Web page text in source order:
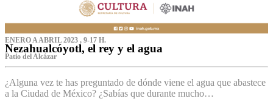
ENERO A ABRIL 2023 , 9-17 H.
Nezahualcóyotl, el rey y el agua
Patio del Alcázar
¿Alguna vez te has preguntado de dónde viene el agua que abastece
a la Ciudad de México? ¿Sabías que durante mucho…